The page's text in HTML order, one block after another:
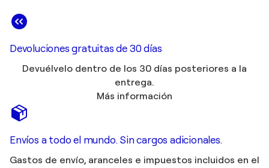
Devoluciones gratuitas de 30 días
Devuélvelo dentro de los 30 días posteriores a la
entrega.
Más información
Envíos a todo el mundo. Sin cargos adicionales.
Gastos de envío, aranceles e impuestos incluidos en el